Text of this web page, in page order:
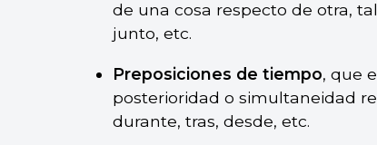
de una cosa respecto de otra,
junto, etc.
Preposiciones de tiempo, que
posterioridad o simultaneidad
durante, tras, desde, etc.